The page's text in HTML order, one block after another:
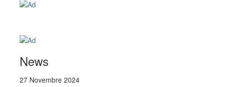
News
27 Novembre 2024